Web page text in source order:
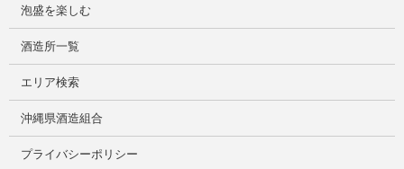
泡盛を楽しむ
酒造所一覧
エリア検索
沖縄県酒造組合
プライバシーポリシー